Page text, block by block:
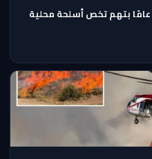
توقيف طالب في فلوريدا عمره 14 عامًا بتهم تخص أسلحة محلية